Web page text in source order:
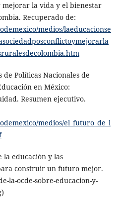
mejorar la vida y el bienestar
Recuperado de:
medios/laeducacionse
de Políticas Nacionales de
en México:
Resumen ejecutivo.
medios/el_futuro_de_l
la educación y las
construir un futuro mejor.
la-ocde-sobre-educacion-y-